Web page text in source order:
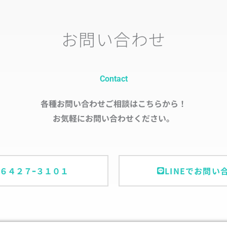
お問い合わせ
Contact
各種お問い合わせご相談はこちらから！
お気軽にお問い合わせください。
４２７ｰ３１０１ LINEでお問い